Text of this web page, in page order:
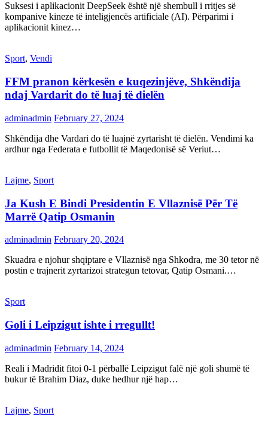
Suksesi i aplikacionit DeepSeek është një shembull i rritjes së
kompanive kineze të inteligjencës artificiale (AI). Përparimi i
aplikacionit kinez…
Sport, Vendi
FFM pranon kërkesën e kuqezinjëve, Shkëndija
ndaj Vardarit do të luaj të dielën
adminadmin February 27, 2024
Shkëndija dhe Vardari do të luajnë zyrtarisht të dielën. Vendimi ka
ardhur nga Federata e futbollit të Maqedonisë së Veriut…
Lajme, Sport
Ja Kush E Bindi Presidentin E Vllaznisë Për Të
Marrë Qatip Osmanin
adminadmin February 20, 2024
Skuadra e njohur shqiptare e Vllaznisë nga Shkodra, me 30 tetor në
postin e trajnerit zyrtarizoi strategun tetovar, Qatip Osmani.…
Sport
Goli i Leipzigut ishte i rregullt!
adminadmin February 14, 2024
Reali i Madridit fitoi 0-1 përballë Leipzigut falë një goli shumë të
bukur të Brahim Diaz, duke hedhur një hap…
Lajme, Sport